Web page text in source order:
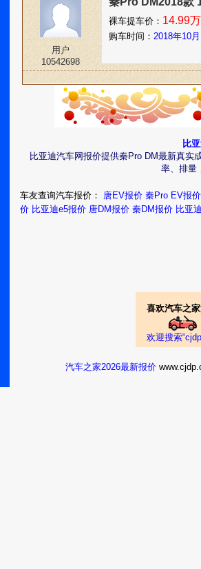
用户
10542698
裸车提车价： 14.99万
购车时间： 2018年10月
比
比亚迪汽车网报价提供秦Pro DM最新真实
率、排量
车友查询汽车报价： 唐EV报价 秦Pro EV报价
价 比亚迪e5报价 唐DM报价 秦DM报价 比亚
喜欢汽车之
欢迎搜索
汽车之家2026最新报价